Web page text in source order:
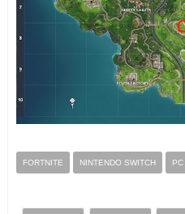
FORTNITE NINTENDO SWITCH PC